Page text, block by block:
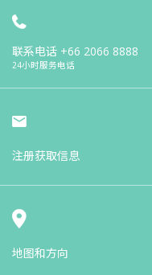
联系电话 +66 2066 8888
24小时服务电话
注册获取信息
地图和方向